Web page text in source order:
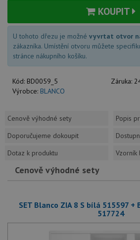
KOUPIT
U tohoto dřezu je možné vyvrtat otvor
zákazníka. Umístění otvoru můžete
stránce nákupního košíku.
Kód: BD0059_5 Záruka:
Výrobce: BLANCO
Cenově výhodné sety
Popis
Doporučujeme dokoupit
Dotaz k produktu
Vzorník
Cenově výhodné sety
SET Blanco ZIA 8 S bílá 515597 +
517724